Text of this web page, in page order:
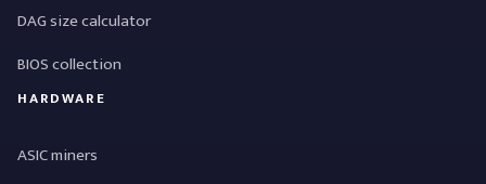
DAG size calculator
BIOS collection
HARDWARE
ASIC miners